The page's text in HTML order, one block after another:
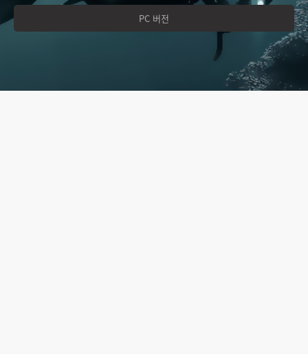
PC 버전